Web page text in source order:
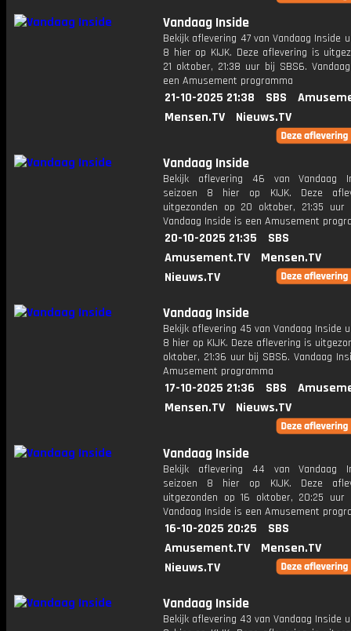
Vandaag Inside
Bekijk aflevering 47 van Vandaag Inside
8 hier op KIJK. Deze aflevering is
21 oktober, 21:38 uur bij SBS6.
een Amusement programma
21-10-2025 21:38 SBS
Mensen.TV
Nieuws.TV
Vandaag Inside
Bekijk aflevering 46 van Vandaag
seizoen 8 hier op KIJK. Deze
uitgezonden op 20 oktober, 21:35 uur
Vandaag Inside is een Amusement
20-10-2025 21:35
SBS
Amusement.TV
Mensen.TV
Nieuws.TV
Vandaag Inside
Bekijk aflevering 45 van Vandaag Inside
8 hier op KIJK. Deze aflevering is
oktober, 21:36 uur bij SBS6. Vandaag
Amusement programma
17-10-2025 21:36 SBS
Mensen.TV
Nieuws.TV
Vandaag Inside
Bekijk aflevering 44 van Vandaag
seizoen 8 hier op KIJK. Deze
uitgezonden op 16 oktober, 20:25 uur
Vandaag Inside is een Amusement
16-10-2025 20:25
SBS
Amusement.TV
Mensen.TV
Nieuws.TV
Vandaag Inside
Bekijk aflevering 43 van Vandaag Inside